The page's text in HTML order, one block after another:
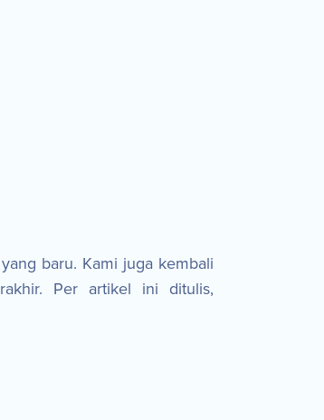
baru. Kami juga kembali
Per artikel ini ditulis,